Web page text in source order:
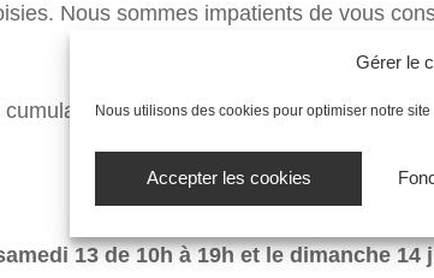
Gérer le
Nous utilisons des cookies pour optimiser notre site
Accepter les cookies
Nous sommes impatients de vous
avec d’autres promotions en
JE
13 de 10h à 19h et le dimanche 14